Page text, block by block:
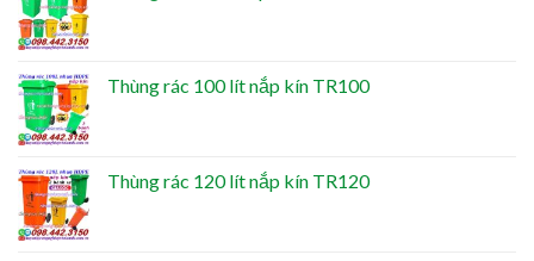
Thùng rác 100 lít nắp kín TR100
Thùng rác 120 lít nắp kín TR120